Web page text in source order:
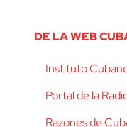
DE LA WEB
Instituto
Portal de la
Razones de